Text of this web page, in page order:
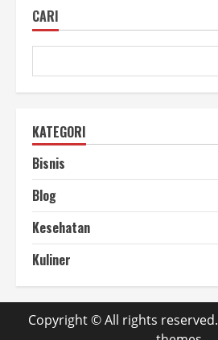
Cerdas
Lingkungan
CARI
KATEGORI
Bisnis
Blog
Kesehatan
Kuliner
Copyright © All rights reserved.